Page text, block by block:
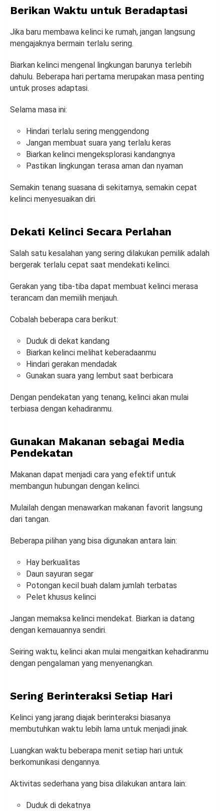
Berikan Waktu untuk Beradaptasi
Jika baru membawa kelinci ke rumah, jangan langsung
mengajaknya bermain terlalu sering.
Biarkan kelinci mengenal lingkungan barunya terlebih
dahulu. Beberapa hari pertama merupakan masa penting
untuk proses adaptasi.
Selama masa ini:
Hindari terlalu sering menggendong
Jangan membuat suara yang terlalu keras
Biarkan kelinci mengeksplorasi kandangnya
Pastikan lingkungan terasa aman dan nyaman
Semakin tenang suasana di sekitarnya, semakin cepat
kelinci menyesuaikan diri.
Dekati Kelinci Secara Perlahan
Salah satu kesalahan yang sering dilakukan pemilik adalah
bergerak terlalu cepat saat mendekati kelinci.
Gerakan yang tiba-tiba dapat membuat kelinci merasa
terancam dan memilih menjauh.
Cobalah beberapa cara berikut:
Duduk di dekat kandang
Biarkan kelinci melihat keberadaanmu
Hindari gerakan mendadak
Gunakan suara yang lembut saat berbicara
Dengan pendekatan yang tenang, kelinci akan mulai
terbiasa dengan kehadiranmu.
Gunakan Makanan sebagai Media
Pendekatan
Makanan dapat menjadi cara yang efektif untuk
membangun hubungan dengan kelinci.
Mulailah dengan menawarkan makanan favorit langsung
dari tangan.
Beberapa pilihan yang bisa digunakan antara lain:
Hay berkualitas
Daun sayuran segar
Potongan kecil buah dalam jumlah terbatas
Pelet khusus kelinci
Jangan memaksa kelinci mendekat. Biarkan ia datang
dengan kemauannya sendiri.
Seiring waktu, kelinci akan mulai mengaitkan kehadiranmu
dengan pengalaman yang menyenangkan.
Sering Berinteraksi Setiap Hari
Kelinci yang jarang diajak berinteraksi biasanya
membutuhkan waktu lebih lama untuk menjadi jinak.
Luangkan waktu beberapa menit setiap hari untuk
berkomunikasi dengannya.
Aktivitas sederhana yang bisa dilakukan antara lain:
Duduk di dekatnya